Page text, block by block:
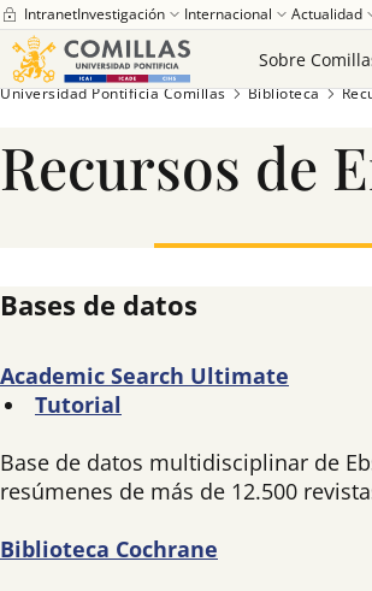
IntranetInvestigación Internacional Actualidad
Sobre
Universidad Pontificia Comillas Biblioteca
Recursos de
Bases de datos
Academic Search Ultimate
Tutorial
Base de datos multidisciplinar de
resúmenes de más de 12.500
Biblioteca Cochrane